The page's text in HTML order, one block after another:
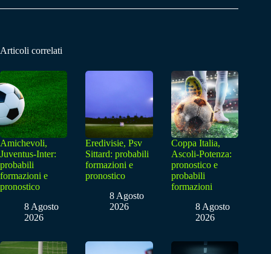
Articoli correlati
Amichevoli,
Juventus-Inter:
probabili
formazioni e
pronostico
8 Agosto
2026
Eredivisie, Psv
Sittard: probabili
formazioni e
pronostico
8 Agosto
2026
Coppa Italia,
Ascoli-Potenza:
pronostico e
probabili
formazioni
8 Agosto
2026